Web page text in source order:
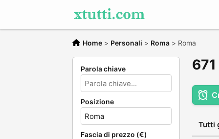
Home > Personali > Roma > Roma
Parola chiave
Posizione
Fascia di prezzo (€)
Tutti